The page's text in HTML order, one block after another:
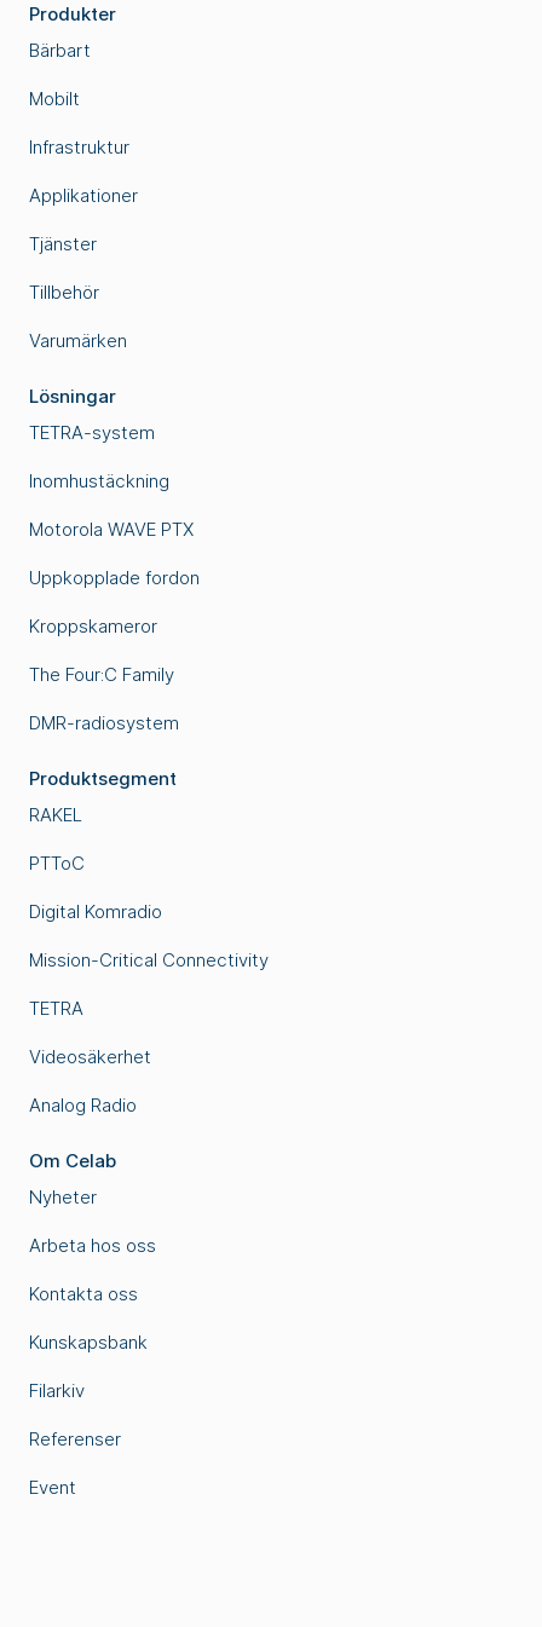
Produkter
Bärbart
Mobilt
Infrastruktur
Applikationer
Tjänster
Tillbehör
Varumärken
Lösningar
TETRA-system
Inomhustäckning
Motorola WAVE PTX
Uppkopplade fordon
Kroppskameror
The Four:C Family
DMR-radiosystem
Produktsegment
RAKEL
PTToC
Digital Komradio
Mission-Critical Connectivity
TETRA
Videosäkerhet
Analog Radio
Om Celab
Nyheter
Arbeta hos oss
Kontakta oss
Kunskapsbank
Filarkiv
Referenser
Event